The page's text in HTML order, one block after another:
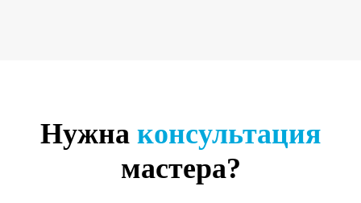
Нужна консультация
мастера?